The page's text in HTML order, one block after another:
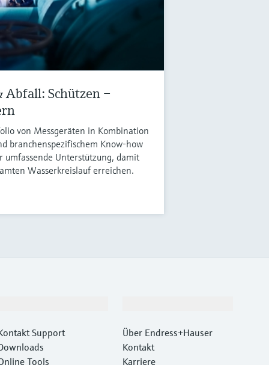
Abfall: Schützen –
von Messgeräten in Kombination
branchenspezifischem Know-how
umfassende Unterstützung, damit
Wasserkreislauf erreichen.
Support
Tools
Über Endress+Hauser
Kontakt
Karriere